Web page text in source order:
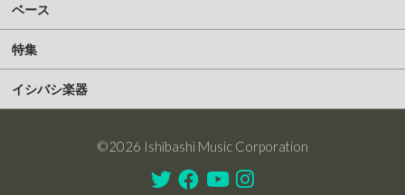
ベース
特集
イシバシ楽器
©2026 Ishibashi Music Corporation
TwitterFacebook
YoutubeInstagram